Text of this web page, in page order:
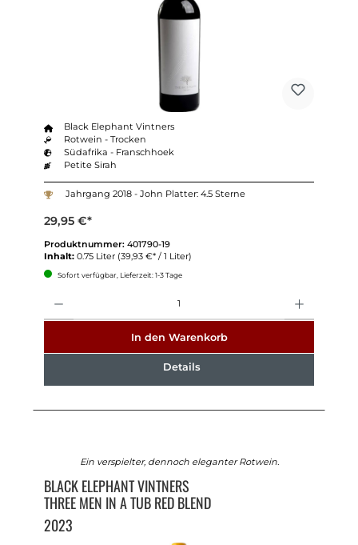
Black Elephant Vintners
Rotwein - Trocken
Südafrika - Franschhoek
Petite Sirah
Jahrgang 2018 - John Platter: 4.5 Sterne
29,95 €*
Produktnummer: 401790-19
Inhalt: 0.75 Liter (39,93 €* / 1 Liter)
Sofort verfügbar, Lieferzeit: 1-3 Tage
In den Warenkorb
Details
Ein verspielter, dennoch eleganter Rotwein.
BLACK ELEPHANT VINTNERS
THREE MEN IN A TUB RED BLEND
2023